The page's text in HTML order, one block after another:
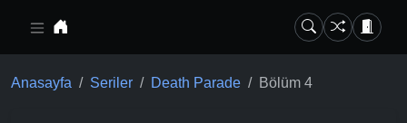
Anasayfa Seriler Death Parade Bölüm 4